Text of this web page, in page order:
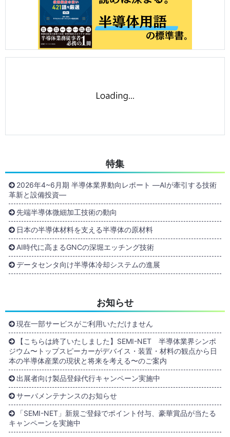
特集
2026年4~6月期 半導体業界動向レポート ―AIが牽引する技術
革新と設備投資―
先端半導体微細加工技術の動向
日本の半導体材料を支える半導体の原材料
AI時代に高まるGNCの深堀エッチング技術
データセンタ向け半導体冷却システムの進展
お知らせ
現在一部サービスがご利用いただけません
【こちらは終了いたしました】SEMI-NET 半導体業界シンポ
ジウム〜トップスピーカーがデバイス・装置・材料の観点から日
本の半導体産業の現状と将来を考える〜のご案内
出展者向け製品登録代行キャンペーン実施中
サーバメンテナンスのお知らせ
「SEMI-NET」新規ご登録でポイント付与、豪華賞品が当たる
キャンペーンを実施中